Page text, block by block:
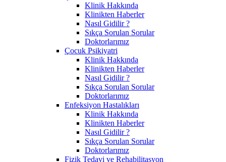
Klinik Hakkında
Klinikten Haberler
Nasıl Gidilir ?
Sıkça Sorulan Sorular
Doktorlarımız
Çocuk Psikiyatri
Klinik Hakkında
Klinikten Haberler
Nasıl Gidilir ?
Sıkça Sorulan Sorular
Doktorlarımız
Enfeksiyon Hastalıkları
Klinik Hakkında
Klinikten Haberler
Nasıl Gidilir ?
Sıkça Sorulan Sorular
Doktorlarımız
Fizik Tedavi ve Rehabilitasyon